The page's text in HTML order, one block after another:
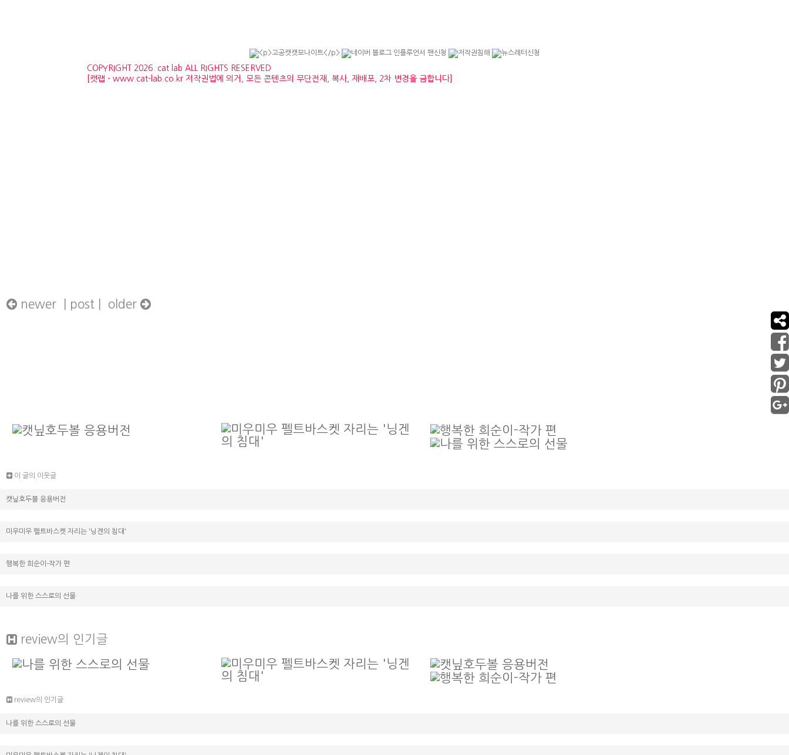
COPYRIGHT 2026. cat lab ALL RIGHTS RESERVED
[캣랩 - www.cat-lab.co.kr 저작권법에 의거, 모든 콘텐츠의 무단전재, 복사, 재배포, 2차 변경을 금합니다]
newer | post | older
이 글의 이웃글
캣닢호두볼 응용버전
미우미우 펠트바스켓 자리는 '닝겐의 침대'
행복한 희순이-작가 편
나를 위한 스스로의 선물
review의 인기글
review의 인기글
나를 위한 스스로의 선물